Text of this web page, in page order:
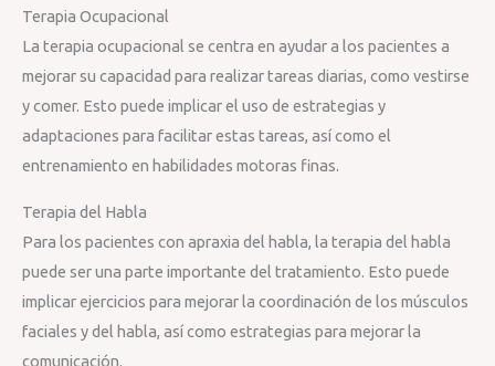
Terapia Ocupacional
La terapia ocupacional se centra en ayudar a los pacientes a
mejorar su capacidad para realizar tareas diarias, como vestirse
y comer. Esto puede implicar el uso de estrategias y
adaptaciones para facilitar estas tareas, así como el
entrenamiento en habilidades motoras finas.
Terapia del Habla
Para los pacientes con apraxia del habla, la terapia del habla
puede ser una parte importante del tratamiento. Esto puede
implicar ejercicios para mejorar la coordinación de los músculos
faciales y del habla, así como estrategias para mejorar la
comunicación.